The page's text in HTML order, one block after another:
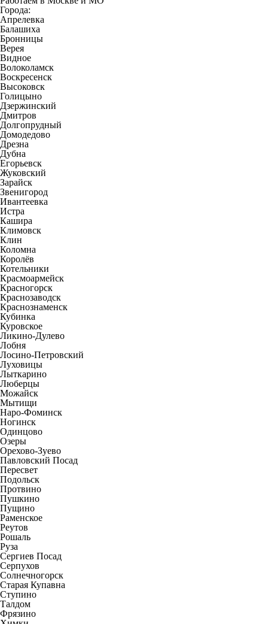
Города:
Апрелевка
Балашиха
Бронницы
Верея
Видное
Волоколамск
Воскресенск
Высоковск
Голицыно
Дзержинский
Дмитров
Долгопрудный
Домодедово
Дрезна
Дубна
Егорьевск
Жуковский
Зарайск
Звенигород
Ивантеевка
Истра
Кашира
Климовск
Клин
Коломна
Королёв
Котельники
Красмоармейск
Красногорск
Краснозаводск
Краснознаменск
Кубинка
Куровское
Ликино-Дулево
Лобня
Лосино-Петровский
Луховицы
Лыткарино
Люберцы
Можайск
Мытищи
Наро-Фоминск
Ногинск
Одинцово
Озеры
Орехово-Зуево
Павловский Посад
Пересвет
Подольск
Протвино
Пушкино
Пущино
Раменское
Реутов
Рошаль
Руза
Сергиев Посад
Серпухов
Солнечногорск
Старая Купавна
Ступино
Талдом
Фрязино